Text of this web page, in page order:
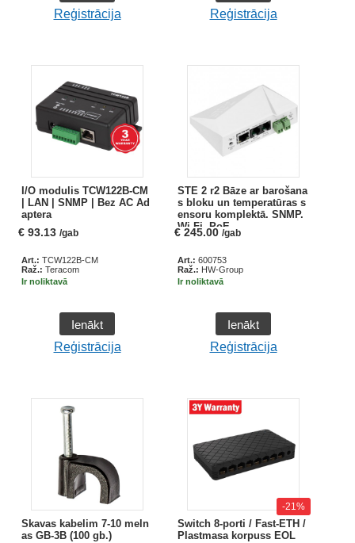
Reģistrācija
Reģistrācija
I/O modulis TCW122B-CM
| LAN | SNMP | Bez AC Ad
aptera
€ 93.13 /gab
Art.: TCW122B-CM
Raž.: Teracom
Ir noliktavā
Ienākt
Reģistrācija
STE 2 r2 Bāze ar barošana
s bloku un temperatūras s
ensoru komplektā. SNMP.
Wi-Fi. PoE
€ 245.00 /gab
Art.: 600753
Raž.: HW-Group
Ir noliktavā
Ienākt
Reģistrācija
Skavas kabelim 7-10 meln
as GB-3B (100 gb.)
-21%
Switch 8-porti / Fast-ETH /
Plastmasa korpuss EOL